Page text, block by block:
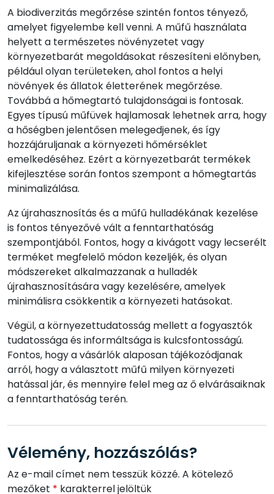
A biodiverzitás megőrzése szintén fontos tényező,
amelyet figyelembe kell venni. A műfű használata
helyett a természetes növényzetet vagy
környezetbarát megoldásokat részesíteni előnyben,
például olyan területeken, ahol fontos a helyi
növények és állatok életterének megőrzése.
Továbbá a hőmegtartó tulajdonságai is fontosak.
Egyes típusú műfüvek hajlamosak lehetnek arra, hogy
a hőségben jelentősen melegedjenek, és így
hozzájáruljanak a környezeti hőmérséklet
emelkedéséhez. Ezért a környezetbarát termékek
kifejlesztése során fontos szempont a hőmegtartás
minimalizálása.
Az újrahasznosítás és a műfű hulladékának kezelése
is fontos tényezővé vált a fenntarthatóság
szempontjából. Fontos, hogy a kivágott vagy lecserélt
terméket megfelelő módon kezeljék, és olyan
módszereket alkalmazzanak a hulladék
újrahasznosítására vagy kezelésére, amelyek
minimálisra csökkentik a környezeti hatásokat.
Végül, a környezettudatosság mellett a fogyasztók
tudatossága és informáltsága is kulcsfontosságú.
Fontos, hogy a vásárlók alaposan tájékozódjanak
arról, hogy a választott műfű milyen környezeti
hatással jár, és mennyire felel meg az ő elvárásaiknak
a fenntarthatóság terén.
Vélemény, hozzászólás?
Az e-mail címet nem tesszük közzé. A kötelező
mezőket * karakterrel jelöltük